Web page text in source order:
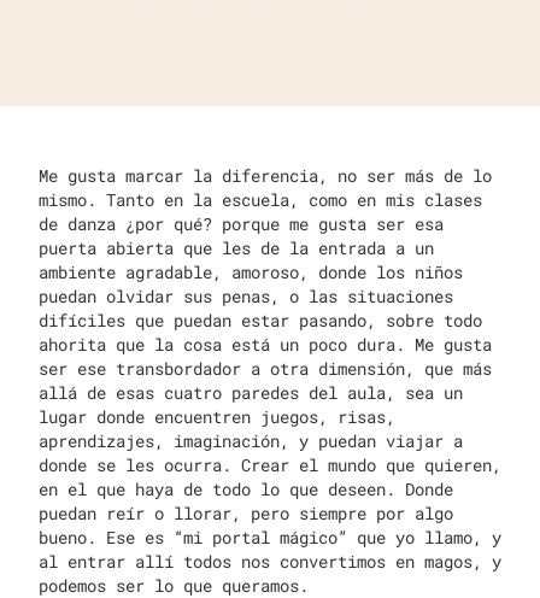
Me gusta marcar la diferencia, no ser más de lo
mismo. Tanto en la escuela, como en mis clases
de danza ¿por qué? porque me gusta ser esa
puerta abierta que les de la entrada a un
ambiente agradable, amoroso, donde los niños
puedan olvidar sus penas, o las situaciones
difíciles que puedan estar pasando, sobre todo
ahorita que la cosa está un poco dura. Me gusta
ser ese transbordador a otra dimensión, que más
allá de esas cuatro paredes del aula, sea un
lugar donde encuentren juegos, risas,
aprendizajes, imaginación, y puedan viajar a
donde se les ocurra. Crear el mundo que quieren,
en el que haya de todo lo que deseen. Donde
puedan reír o llorar, pero siempre por algo
bueno. Ese es “mi portal mágico” que yo llamo, y
al entrar allí todos nos convertimos en magos, y
podemos ser lo que queramos.